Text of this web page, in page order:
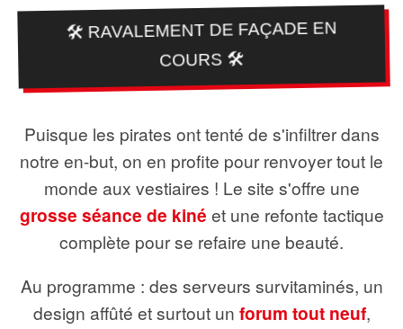
🛠️ RAVALEMENT DE FAÇADE EN
COURS 🛠️
Puisque les pirates ont tenté de s'infiltrer dans
notre en-but, on en profite pour renvoyer tout le
monde aux vestiaires ! Le site s'offre une
grosse séance de kiné et une refonte tactique
complète pour se refaire une beauté.
Au programme : des serveurs survitaminés, un
design affûté et surtout un forum tout neuf,